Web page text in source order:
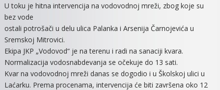
BEZ
ULICA
U toku je hitna intervencija na vodovodnoj mreži, zbog koje su
bez vode
ostali potrošači u delu ulica Palanka i Arsenija Čarnojevića u
Sremskoj Mitrovici.
Ekipa JKP „Vodovod“ je na terenu i radi na sanaciji kvara.
Normalizacija vodosnabdevanja se očekuje do 13 sati.
Kvar na vodovodnoj mreži danas se dogodio i u Školskoj ulici u
Laćarku. Prema procenama, intervencija će biti završena oko 12